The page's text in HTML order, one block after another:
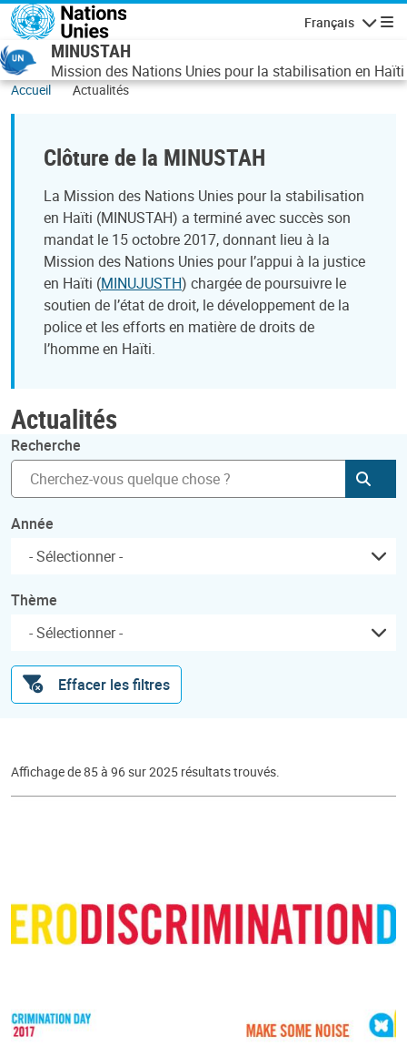
Aller au contenu principal
Français
MINUSTAH
Mission des Nations Unies pour la stabilisation en Haïti
Accueil Actualités
Clôture de la MINUSTAH
La Mission des Nations Unies pour la stabilisation
en Haïti (MINUSTAH) a terminé avec succès son
mandat le 15 octobre 2017, donnant lieu à la
Mission des Nations Unies pour l’appui à la justice
en Haïti (MINUJUSTH) chargée de poursuivre le
soutien de l’état de droit, le développement de la
police et les efforts en matière de droits de
l’homme en Haïti.
Actualités
Recherche
Année
Thème
Effacer les filtres
Affichage de 85 à 96 sur 2025 résultats trouvés.